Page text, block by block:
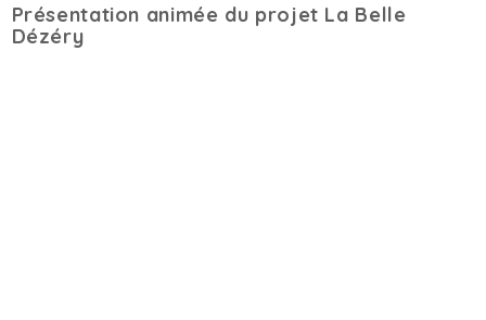
Présentation animée du projet La Belle
Dézéry